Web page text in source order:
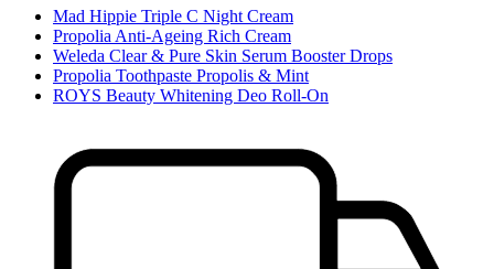
Mad Hippie Triple C Night Cream
Propolia Anti-Ageing Rich Cream
Weleda Clear & Pure Skin Serum Booster Drops
Propolia Toothpaste Propolis & Mint
ROYS Beauty Whitening Deo Roll-On